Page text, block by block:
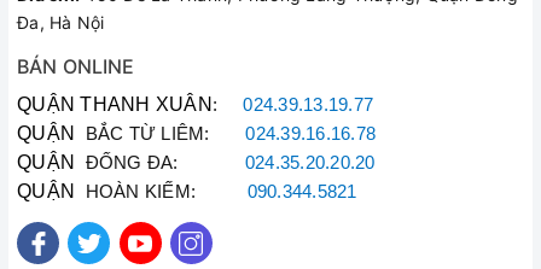
Đa, Hà Nội
BÁN ONLINE
QUẬN THANH XUÂN :024.39.13.19.77
QUẬN BẮC TỪ LIÊM:024.39.16.16.78
QUẬN ĐỐNG ĐA: 024.35.20.20.20
QUẬN HOÀN KIẾM: 090.344.5821